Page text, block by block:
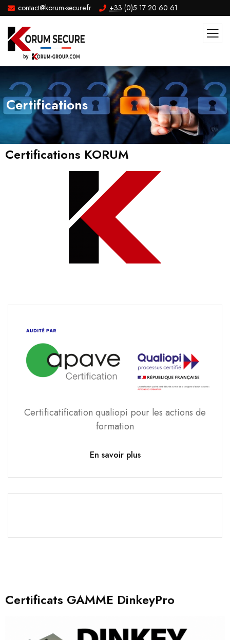
contact@korum-secure.fr +33 (0)5 17 20 60 61
Certifications
Certifications KORUM
Certificatification qualiopi pour les actions de
formation
En savoir plus
Certificats GAMME DinkeyPro